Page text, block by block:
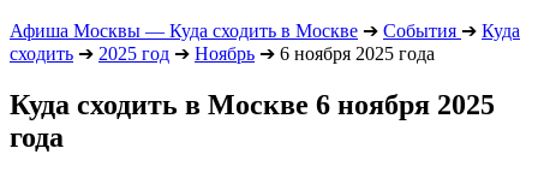
Афиша Москвы — Куда сходить в Москве ➔ События ➔ Куда
сходить ➔ 2025 год ➔ Ноябрь ➔ 6 ноября 2025 года
Куда сходить в Москве 6 ноября 2025
года